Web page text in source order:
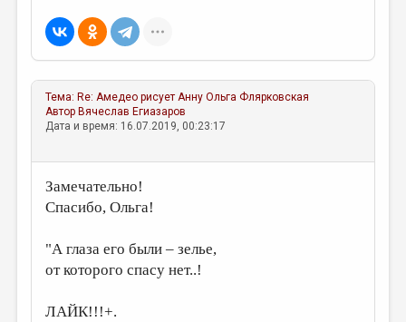
ЦИКЛЫ ПУБЛИКАЦИЙ
ТРЕДИАКОВСКИЙ
МЕДИА
Тема: Re: Амедео рисует Анну Ольга Флярковская
Автор Вячеслав Егиазаров
Дата и время: 16.07.2019, 00:23:17
Замечательно!
Спасибо, Ольга!
"А глаза его были – зелье,
от которого спасу нет..!
ЛАЙК!!!+.